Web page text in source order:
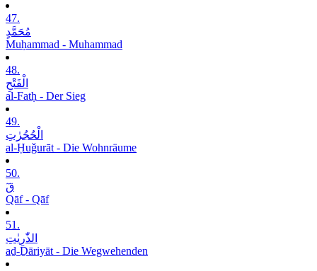
47.
مُحَمَّدٍ
Muḥammad - Muhammad
48.
الْفَتْحِ
al-Fatḥ - Der Sieg
49.
الْحُجُرٰتِ
al-Ḥuǧurāt - Die Wohnräume
50.
قٓ
Qāf - Qāf
51.
الذّٰرِیٰتِ
aḏ-Ḏāriyāt - Die Wegwehenden